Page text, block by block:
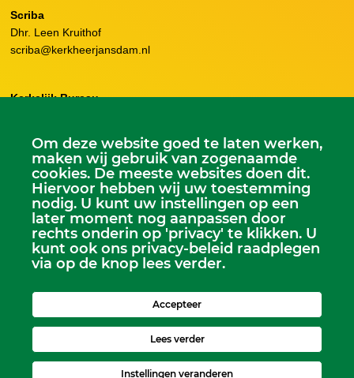
Zondagse dienst:
Dorpskerk, elke zondag 9.30 uur
Kijfhoekkerk, om de week 15.00 uur
Kerkelijk Bureau
Scriba
Dhr. Leen Kruithof
scriba@kerkheerjansdam.nl
Om deze website goed te laten werken,
maken wij gebruik van zogenaamde
cookies. De meeste websites doen dit.
Hiervoor hebben wij uw toestemming
nodig. U kunt uw instellingen op een
later moment nog aanpassen door
rechts onderin op 'privacy' te klikken. U
kunt ook ons privacy-beleid raadplegen
via op de knop lees verder.
Accepteer
Lees verder
Instellingen veranderen